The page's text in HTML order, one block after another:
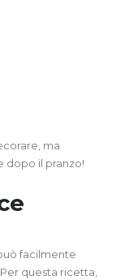
ma
dopo il pranzo!
facilmente
questa ricetta,